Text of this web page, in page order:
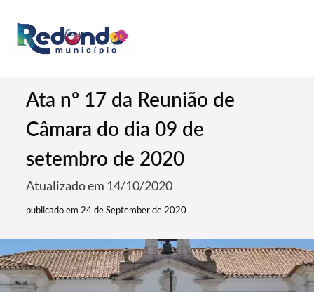
Ata nº 17 da Reunião de
Câmara do dia 09 de
setembro de 2020
Atualizado em 14/10/2020
publicado em 24 de September de 2020